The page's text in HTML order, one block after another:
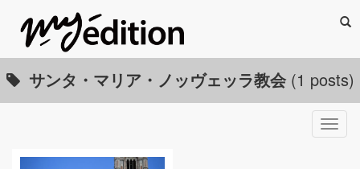
サンタ・マリア・ノッヴェッラ教会 (1 posts)